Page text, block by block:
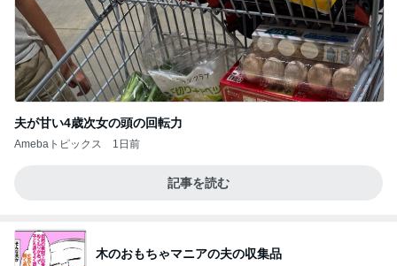
夫が甘い4歳次女の頭の回転力
Amebaトピックス 1日前
記事を読む
木のおもちゃマニアの夫の収集品